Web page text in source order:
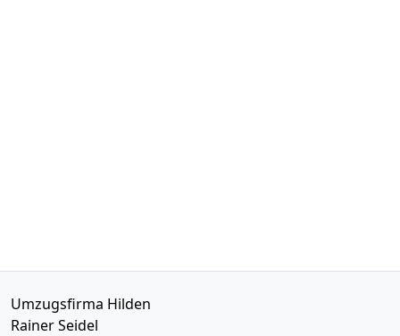
Umzugsfirma Hilden
Rainer Seidel